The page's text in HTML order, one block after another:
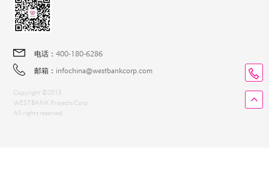
电话：400-180-6286
邮箱： infochina@westbankcorp.com